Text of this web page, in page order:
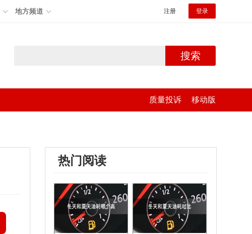
地方频道 注册 登录
搜索
质量投诉 移动版
热门阅读